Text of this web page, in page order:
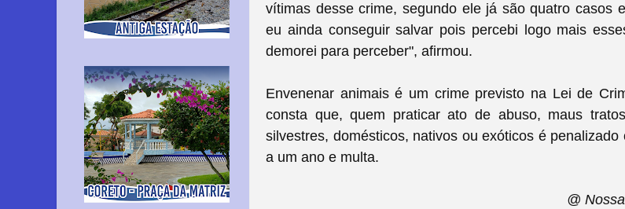
vítimas desse crime, segundo ele já são quatro casos
eu ainda conseguir salvar pois percebi logo mais
demorei para perceber", afirmou.
Envenenar animais é um crime previsto na Lei de
consta que, quem praticar ato de abuso, maus
silvestres, domésticos, nativos ou exóticos é
a um ano e multa.
@